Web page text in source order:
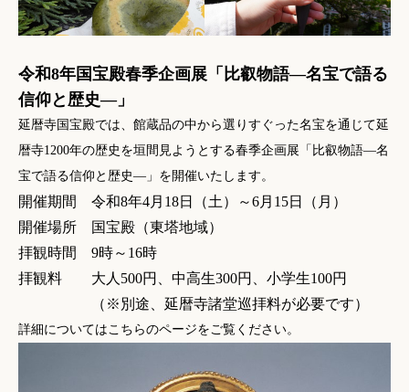
令和8年国宝殿春季企画展「比叡物語―名宝で語る
信仰と歴史―」
延暦寺国宝殿では、館蔵品の中から選りすぐった名宝を通じて延
暦寺1200年の歴史を垣間見ようとする春季企画展「比叡物語―名
宝で語る信仰と歴史―」を開催いたします。
開催期間 令和8年4月18日（土）～6月15日（月）
開催場所 国宝殿（東塔地域）
拝観時間 9時～16時
拝観料 大人500円、中高生300円、小学生100円
（※別途、延暦寺諸堂巡拝料が必要です）
詳細についてはこちらのページをご覧ください。